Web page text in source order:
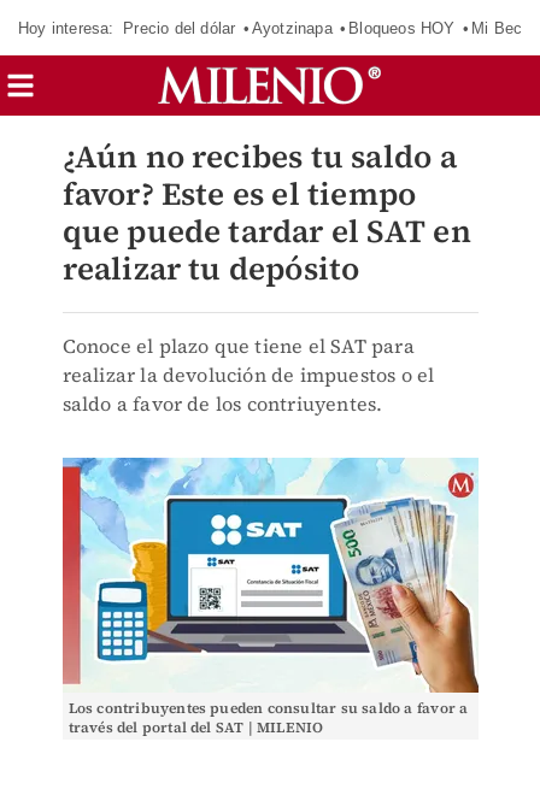
Hoy interesa: Precio del dólar Ayotzinapa Bloqueos HOY Mi Beca
¿Aún no recibes tu saldo a
favor? Este es el tiempo
que puede tardar el SAT en
realizar tu depósito
Conoce el plazo que tiene el SAT para
realizar la devolución de impuestos o el
saldo a favor de los contriuyentes.
Los contribuyentes pueden consultar su saldo a favor a
través del portal del SAT | MILENIO